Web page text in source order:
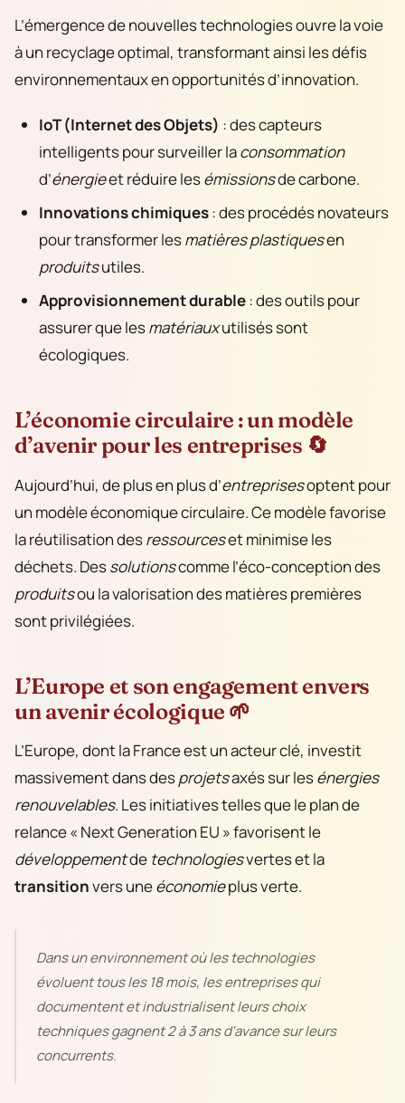
L’émergence de nouvelles technologies ouvre la voie
à un recyclage optimal, transformant ainsi les défis
environnementaux en opportunités d’innovation.
IoT (Internet des Objets) : des capteurs
intelligents pour surveiller laconsommation
d’énergieet réduire lesémissionsde carbone.
Innovations chimiques: des procédés novateurs
pour transformer lesmatières plastiquesen
produitsutiles.
Approvisionnement durable: des outils pour
assurer que lesmatériauxutilisés sont
écologiques.
L’économie circulaire : un modèle
d’avenir pour les entreprises 🔄
Aujourd’hui, de plus en plus d’entreprisesoptent pour
un modèle économique circulaire. Ce modèle favorise
la réutilisation desressourceset minimise les
déchets. Dessolutionscomme l’éco-conception des
produitsou la valorisation des matières premières
sont privilégiées.
L’Europe et son engagement envers
un avenir écologique 🌱
L’Europe, dont la France est un acteur clé, investit
massivement dans desprojetsaxés sur lesénergies
renouvelables. Les initiatives telles que le plan de
relance « Next Generation EU » favorisent le
développementde technologiesvertes et la
transitionvers uneéconomieplus verte.
Dans un environnement où les technologies
évoluent tous les 18 mois, les entreprises qui
documentent et industrialisent leurs choix
techniques gagnent 2 à 3 ans d'avance sur leurs
concurrents.